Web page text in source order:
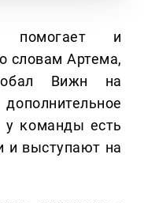
помогает и
словам Артема,
Вижн на
команды есть
и выступают на